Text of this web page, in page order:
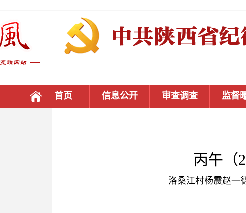
首页 信息公开 审查调查 监督
丙午（
洛桑江村杨震赵一